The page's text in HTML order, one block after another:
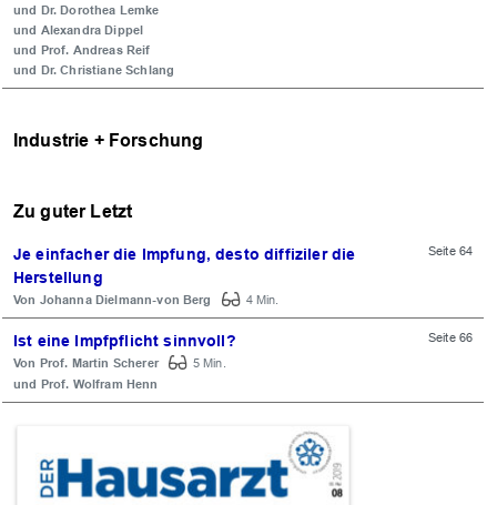
Dr. Dorothea Lemke
Alexandra Dippel
Prof. Andreas Reif
Dr. Christiane Schlang
Industrie + Forschung
Zu guter Letzt
Je einfacher die Impfung, desto diffiziler die
Herstellung
Seite 64
Johanna Dielmann-von Berg 4 Min.
Ist eine Impfpflicht sinnvoll? Seite 66
Prof. Martin Scherer
Prof. Wolfram Henn
5 Min.